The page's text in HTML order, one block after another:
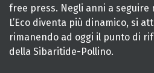
free press. Negli anni a
L’Eco diventa più dinamico, si
rimanendo ad oggi il punto di
della Sibaritide-Pollino.